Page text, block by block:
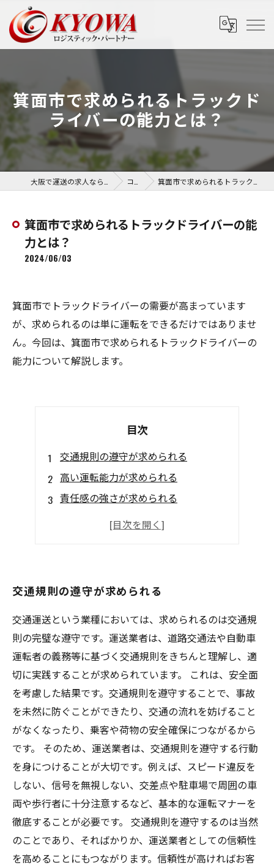
箕面市で求められるトラックド
ライバーの能力とは？
コラム 箕面市で求められるトラックドライバーの能力とは？
箕面市で求められるトラックドライバーの能
力とは？
2024/06/03
箕面市でトラックドライバーの需要が高まっています
が、求められるのは単に運転をできるだけではありませ
ん。今回は、箕面市で求められるトラックドライバーの
能力について解説します。
目次
交通規則の遵守が求められる
高い運転能力が求められる
責任感の強さが求められる
コミュニケーション能力が求められる
交通規則の遵守が求められる
交通運送という業種においては、求められるのは交通規
則の完璧な遵守です。運送業者は、道路交通法や自動車
運転者の義務等に基づく交通規則をきちんと理解し、適
切に実践することが求められています。 これは、安全面
を考慮した結果です。交通規則を遵守することで、事故
を未然に防ぐことができたり、交通の流れを妨げること
がなくなったり、乗客や荷物の安全確保につながるから
です。 そのため、運送業者は、交通規則を遵守する行動
を身につけることが大切です。例えば、スピード違反を
しない、信号を無視しない、交差点や駐車場で周囲の車
両や歩行者に十分注意するなど、基本的な運転マナーを
徹底することが必要です。 交通規則を遵守するのは当然
のことであり、そればかりか、運送業者としての信頼性
を高めることにもつながります。信頼性が高ければお客